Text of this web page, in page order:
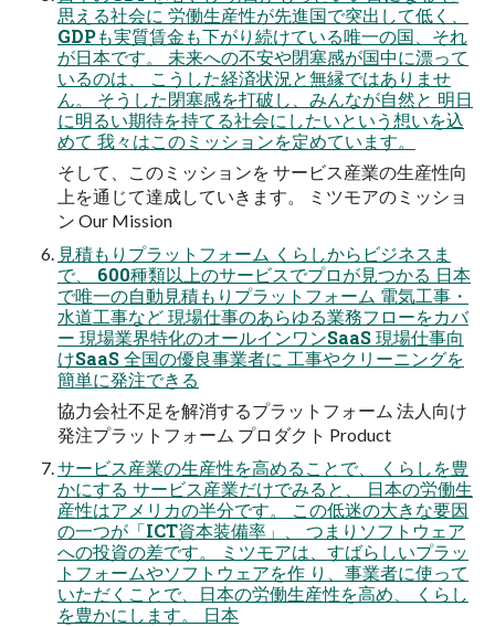
思える社会に 労働生産性が先進国で突出して低く、
GDPも実質賃金も下がり続けている唯一の国、それ
が日本です。 未来への不安や閉塞感が国中に漂って
いるのは、 こうした経済状況と無縁ではありませ
ん。 そうした閉塞感を打破し、みんなが自然と 明日
に明るい期待を持てる社会にしたいという想いを込
めて 我々はこのミッションを定めています。
そして、このミッションを サービス産業の生産性向
上を通じて達成していきます。 ミツモアのミッショ
ン Our Mission
見積もりプラットフォーム くらしからビジネスま
で、 600種類以上のサービスでプロが見つかる 日本
で唯一の自動見積もりプラットフォーム 電気工事・
水道工事など 現場仕事のあらゆる業務フローをカバ
ー 現場業界特化のオールインワンSaaS 現場仕事向
けSaaS 全国の優良事業者に 工事やクリーニングを
簡単に発注できる
協力会社不足を解消するプラットフォーム 法人向け
発注プラットフォーム プロダクト Product
サービス産業の生産性を高めることで、 くらしを豊
かにする サービス産業だけでみると、 日本の労働生
産性はアメリカの半分です。 この低迷の大きな要因
の一つが「ICT資本装備率」、 つまりソフトウェア
への投資の差です。 ミツモアは、すばらしいプラッ
トフォームやソフトウェアを作 り、事業者に使って
いただくことで、日本の労働生産性を高め、 くらし
を豊かにします。 日本